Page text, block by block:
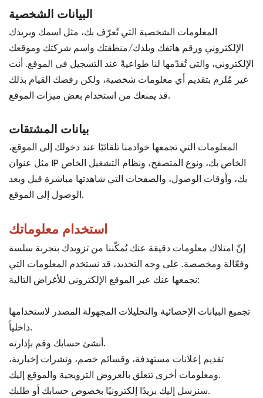
البيانات الشخصية
المعلومات الشخصية التي تُعرّف بك، مثل اسمك وبريدك
الإلكتروني ورقم هاتفك وبلدك/منطقتك واسم شركتك وموقعك
الإلكتروني، والتي تُقدّمها لنا طواعيةً عند التسجيل في الموقع. أنت
غير مُلزم بتقديم أي معلومات شخصية، ولكن رفضك القيام بذلك
قد يمنعك من استخدام بعض ميزات الموقع.
بيانات المشتقات
المعلومات التي تجمعها خوادمنا تلقائيًا عند دخولك إلى الموقع،
مثل عنوان IP الخاص بك، ونوع المتصفح، ونظام التشغيل الخاص
بك، وأوقات الوصول، والصفحات التي شاهدتها مباشرة قبل وبعد
الوصول إلى الموقع.
استخدام معلوماتك
إنّ امتلاك معلومات دقيقة عنك يُمكّننا من تزويدك بتجربة سلسة
وفعّالة ومخصصة. على وجه التحديد، قد نستخدم المعلومات التي
نجمعها عنك عبر الموقع الإلكتروني للأغراض التالية:
تجميع البيانات الإحصائية والتحليلات المجهولة المصدر لاستخدامها
داخلياً.
أنشئ حسابك وقم بإدارته.
تقديم إعلانات مستهدفة، وقسائم خصم، ونشرات إخبارية،
ومعلومات أخرى تتعلق بالعروض الترويجية والموقع إليك.
سنرسل إليك بريدًا إلكترونيًا بخصوص حسابك أو طلبك.